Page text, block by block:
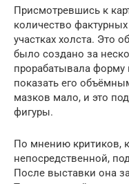
Присмотревшись к
количество
участках холста. Это
было создано за
прорабатывала форму
показать его
мазков мало, и это
фигуры.
По мнению критиков,
непосредственной,
После выставки она